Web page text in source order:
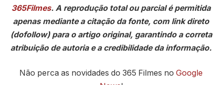
365Filmes. A reprodução total ou parcial é permitida
apenas mediante a citação da fonte, com link direto
(dofollow) para o artigo original, garantindo a correta
atribuição de autoria e a credibilidade da informação.
Não perca as novidades do 365 Filmes no Google